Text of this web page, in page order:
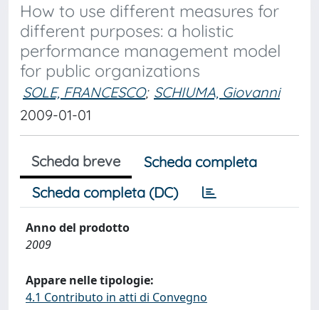
How to use different measures for
different purposes: a holistic
performance management model
for public organizations
SOLE, FRANCESCO; SCHIUMA, Giovanni
2009-01-01
Scheda breve
Scheda completa
Scheda completa (DC)
Anno del prodotto
2009
Appare nelle tipologie:
4.1 Contributo in atti di Convegno